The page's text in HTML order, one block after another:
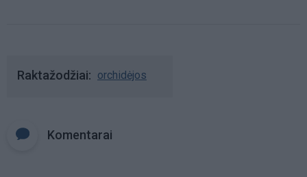
Raktažodžiai orchidėjos
Komentarai